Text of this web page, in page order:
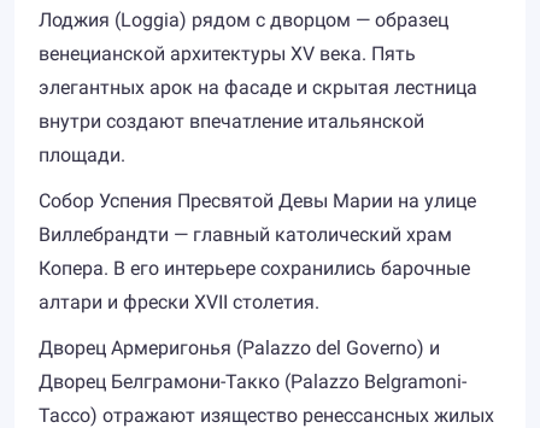
Лоджия (Loggia) рядом с дворцом — образец
венецианской архитектуры XV века. Пять
элегантных арок на фасаде и скрытая лестница
внутри создают впечатление итальянской
площади.
Собор Успения Пресвятой Девы Марии на улице
Виллебрандти — главный католический храм
Копера. В его интерьере сохранились барочные
алтари и фрески XVII столетия.
Дворец Армеригонья (Palazzo del Governo) и
Дворец Белграмони-Такко (Palazzo Belgramoni-
Tacco) отражают изящество ренессансных жилых